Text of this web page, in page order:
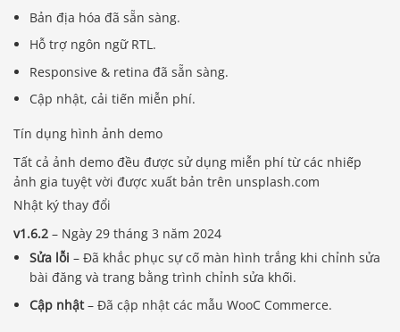
Bản địa hóa đã sẵn sàng.
Hỗ trợ ngôn ngữ RTL.
Responsive & retina đã sẵn sàng.
Cập nhật, cải tiến miễn phí.
Tín dụng hình ảnh demo
Tất cả ảnh demo đều được sử dụng miễn phí từ các nhiếp
ảnh gia tuyệt vời được xuất bản trên unsplash.com
Nhật ký thay đổi
v1.6.2 – Ngày 29 tháng 3 năm 2024
Sửa lỗi – Đã khắc phục sự cố màn hình trắng khi chỉnh sửa
bài đăng và trang bằng trình chỉnh sửa khối.
Cập nhật– Đã cập nhật các mẫu WooC Commerce.